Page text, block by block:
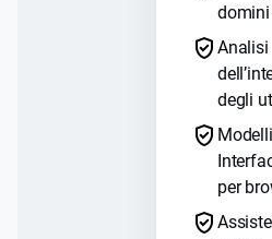
Analisi
degli
per